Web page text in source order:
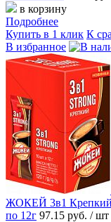
в корзину
Подробнее
Купить в 1 клик К
В избранное
ЖОКЕЙ 3в1
по 12г 97.15 руб. / шт